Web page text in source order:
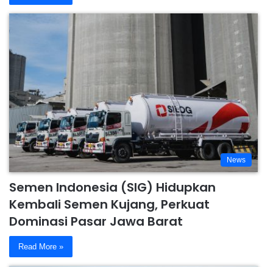
News
Semen Indonesia (SIG) Hidupkan
Kembali Semen Kujang, Perkuat
Dominasi Pasar Jawa Barat
Read More »